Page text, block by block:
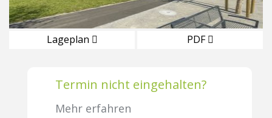
Lageplan PDF
Termin nicht eingehalten?
Mehr erfahren